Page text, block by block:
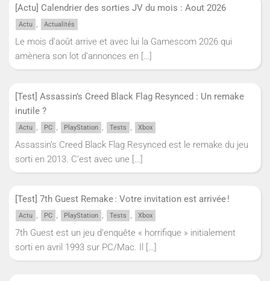
[Actu] Calendrier des sorties JV du mois : Aout 2026
Actu , Actualités
Le mois d’août arrive et avec lui la Gamescom 2026 qui
amènera son lot d’annonces en […]
[Test] Assassin’s Creed Black Flag Resynced : Un remake
inutile ?
Actu PC PlayStation Tests Xbox
Assassin’s Creed Black Flag Resynced est le remake du jeu
sorti en 2013. C’est avec une […]
[Test] 7th Guest Remake : Votre invitation est arrivée !
Actu , PC , PlayStation , Tests , Xbox
7th Guest est un jeu d’enquête « horrifique » initialement
sorti en avril 1993 sur PC/Mac. Il […]